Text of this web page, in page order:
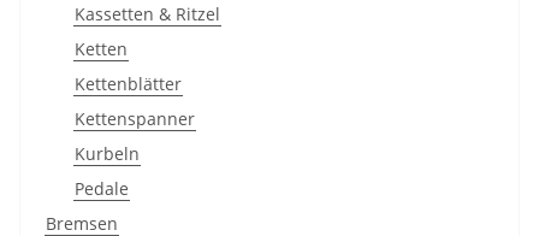
Kassetten & Ritzel
Ketten
Kettenblätter
Kettenspanner
Kurbeln
Pedale
Bremsen